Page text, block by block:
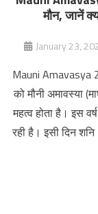
मौन, जानें
January 23,
Mauni Amavasya
को मौनी अमावस्या
महत्व होता है। इस
रही है। इसी दिन